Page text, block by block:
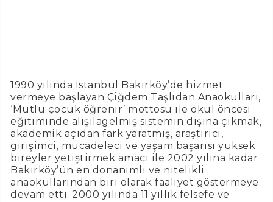
1990 yılında İstanbul Bakırköy’de hizmet
vermeye başlayan Çiğdem Taşlıdan Anaokulları,
‘Mutlu çocuk öğrenir’ mottosu ile okul öncesi
eğitiminde alışılagelmiş sistemin dışına çıkmak,
akademik açıdan fark yaratmış, araştırıcı,
girişimci, mücadeleci ve yaşam başarısı yüksek
bireyler yetiştirmek amacı ile 2002 yılına kadar
Bakırköy’ün en donanımlı ve nitelikli
anaokullarından biri olarak faaliyet göstermeye
devam etti. 2000 yılında 11 yıllık felsefe ve